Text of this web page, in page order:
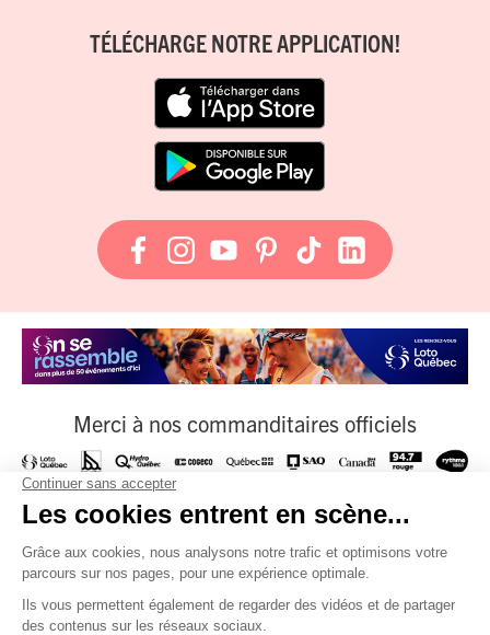
TÉLÉCHARGE NOTRE APPLICATION!
Merci à nos commanditaires officiels
À nos fournisseurs officiels